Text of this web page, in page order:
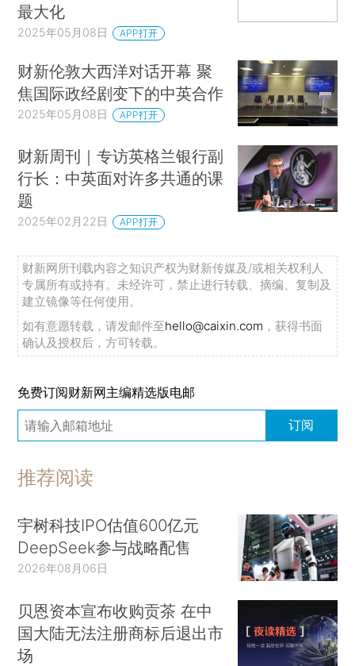
最大化
2025年05月08日 APP打开
财新伦敦大西洋对话开幕 聚
焦国际政经剧变下的中英合作
2025年05月08日 APP打开
财新周刊｜专访英格兰银行副
行长：中英面对许多共通的课
题
2025年02月22日 APP打开
财新网所刊载内容之知识产权为财新传媒及/或相关权利人
专属所有或持有。未经许可，禁止进行转载、摘编、复制及
建立镜像等任何使用。
如有意愿转载，请发邮件至hello@caixin.com ，获得书面
确认及授权后，方可转载。
免费订阅财新网主编精选版电邮
订阅
推荐阅读
宇树科技IPO估值600亿元
DeepSeek参与战略配售
2026年08月06日
贝恩资本宣布收购贡茶 在中
国大陆无法注册商标后退出市
场